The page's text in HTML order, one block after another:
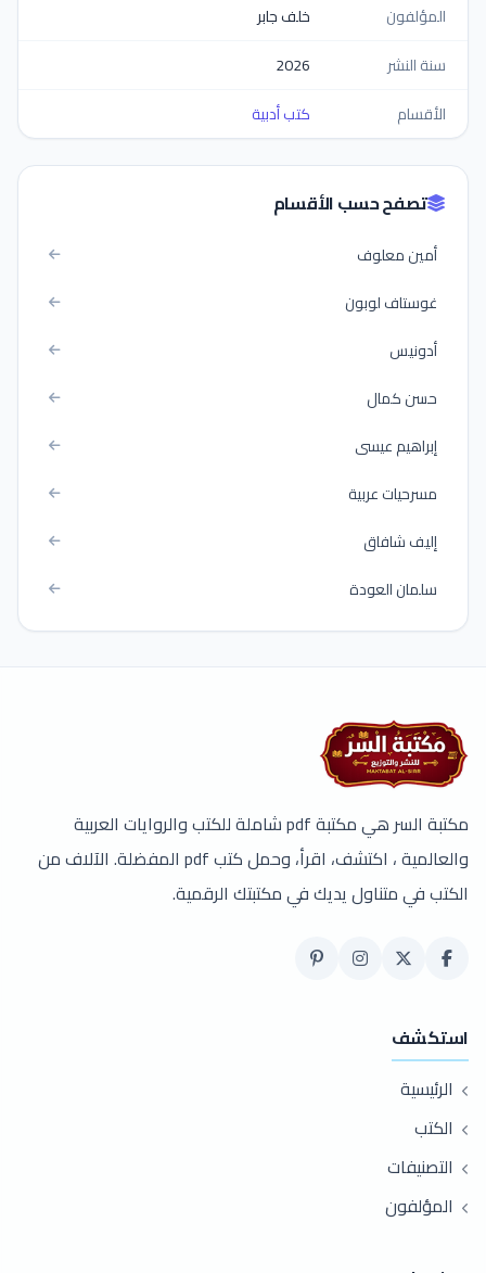
المؤلفون
خلف جابر
سنة النشر
2026
الأقسام
كتب أدبية
تصفح حسب الأقسام
أمين معلوف
غوستاف لوبون
أدونيس
حسن كمال
إبراهيم عيسى
مسرحيات عربية
إليف شافاق
سلمان العودة
مكتبة السر هي مكتبة pdf شاملة للكتب والروايات العربية
والعالمية ، اكتشف، اقرأ، وحمل كتب pdf المفضلة. الآلاف من
الكتب في متناول يديك في مكتبتك الرقمية.
استكشف
الرئيسية
الكتب
التصنيفات
المؤلفون